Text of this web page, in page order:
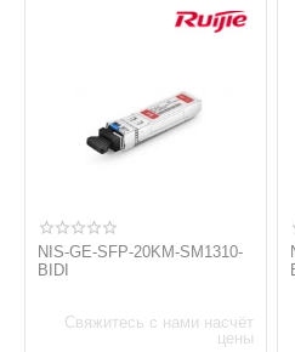
NIS-GE-SFP-20KM-SM1310-
BIDI
Свяжитесь с нами насчёт
цены